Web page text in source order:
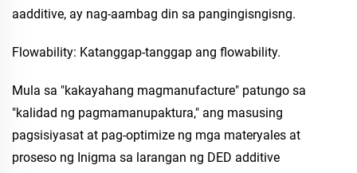
aadditive, ay nag-aambag din sa pangingisngisng.
Flowability: Katanggap-tanggap ang flowability.
Mula sa "kakayahang magmanufacture" patungo sa
"kalidad ng pagmamanupaktura," ang masusing
pagsisiyasat at pag-optimize ng mga materyales at
proseso ng Inigma sa larangan ng DED additive